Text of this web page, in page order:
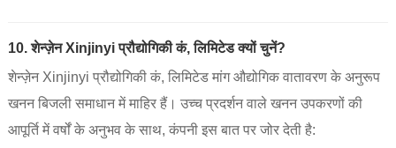
10. शेन्ज़ेन Xinjinyi प्रौद्योगिकी कं, लिमिटेड क्यों चुनें?
शेन्ज़ेन Xinjinyi प्रौद्योगिकी कं, लिमिटेड मांग औद्योगिक वातावरण के अनुरूप
खनन बिजली समाधान में माहिर हैं। उच्च प्रदर्शन वाले खनन उपकरणों की
आपूर्ति में वर्षों के अनुभव के साथ, कंपनी इस बात पर जोर देती है: